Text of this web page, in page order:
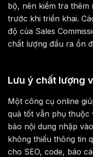
bộ, nên kiểm tra
trước khi triển khai.
độ của Sales
chất lượng đầu ra ổn
Lưu ý chất lượng
Một công cụ online
quả tốt vẫn phụ thuộc
bảo nội dung nhập
không thiếu thông tin
cho SEO, code, báo